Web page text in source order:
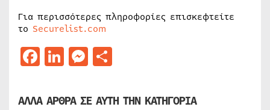
Για περισσότερες πληροφορίες επισκεφτείτε
το Securelist.com
Facebook
LinkedIn
Messenger
ΑΛΛΑ ΑΡΘΡΑ ΣΕ ΑΥΤΗ ΤΗΝ ΚΑΤΗΓΟΡΙΑ